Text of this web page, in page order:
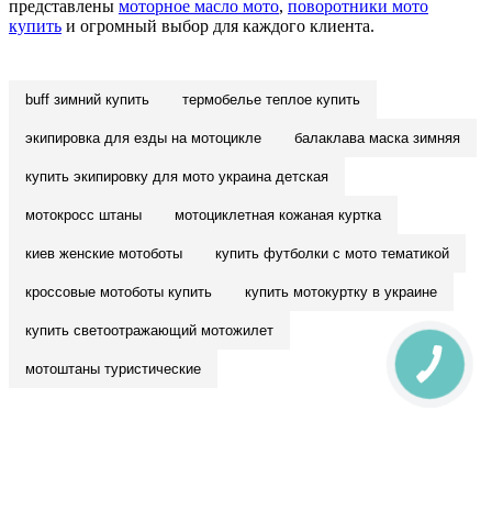
представлены моторное масло мото, поворотники мото
купить и огромный выбор для каждого клиента.
buff зимний купить термобелье теплое купить
экипировка для езды на мотоцикле балаклава маска зимняя
купить экипировку для мото украина детская
мотокросс штаны мотоциклетная кожаная куртка
киев женские мотоботы купить футболки с мото тематикой
кроссовые мотоботы купить купить мотокуртку в украине
купить светоотражающий мотожилет
мотоштаны туристические